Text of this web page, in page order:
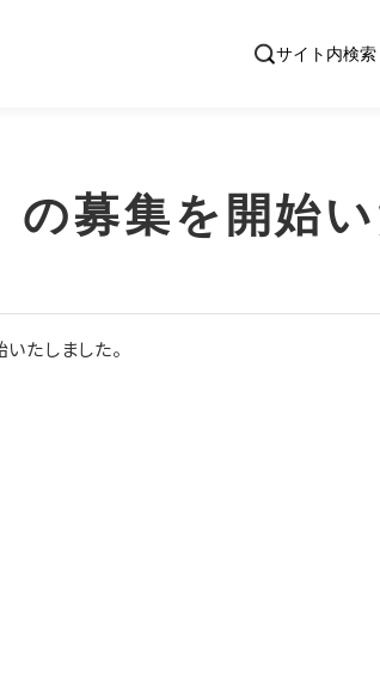
募集を開始い
たしました。